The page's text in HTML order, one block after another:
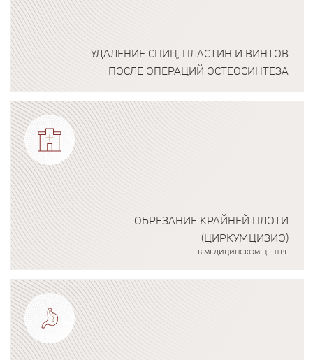
УДАЛЕНИЕ СПИЦ, ПЛАСТИН И ВИНТОВ
ПОСЛЕ ОПЕРАЦИЙ ОСТЕОСИНТЕЗА
Подробнее о программе
ОБРЕЗАНИЕ КРАЙНЕЙ ПЛОТИ
(ЦИРКУМЦИЗИО)
В МЕДИЦИНСКОМ ЦЕНТРЕ
Подробнее о программе